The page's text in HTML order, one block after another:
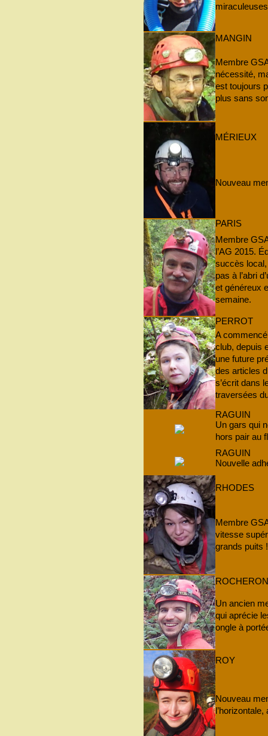
MANGIN
Membre
nécessité,
est toujours
plus sans
MÉRIEUX
Nouveau
PARIS
Membre
l’AG 2015.
succès local,
pas à l’abri
et généreux
semaine.
PERROT
A
club, depuis
une future
des articles
s’écrit dans
traversées
RAGUIN
Un gars qui
hors pair au
RAGUIN
Nouvelle
RHODES
Membre
vitesse
grands puits !
ROCHERON
Un ancien
qui aprécie
ongle à
ROY
Nouveau